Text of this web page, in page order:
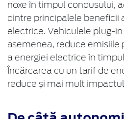
noxe în timpul condusului,
dintre principalele beneficii
electrice. Vehiculele plug-
asemenea, reduce emisiile
a energiei electrice în
Încărcarea cu un tarif de
reduce și mai mult